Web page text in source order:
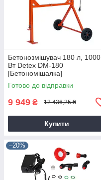
Бетонозмішувач 180 л, 1000
Вт Detex DM-180
[Бетономішалка]
Готово до відправки
9 949 ₴ 12 436,25 ₴
Купити
–20%